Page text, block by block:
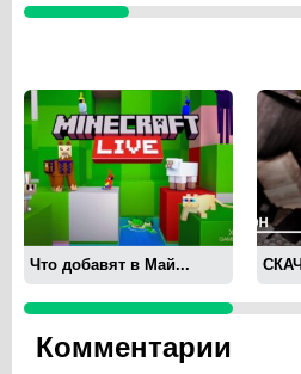
Что добавят в Май...
Комментарии